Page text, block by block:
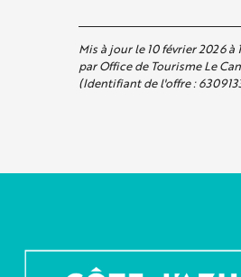
Mis à jour le 10 février 2026 à
par Office de Tourisme Le
(Identifiant de l'offre :